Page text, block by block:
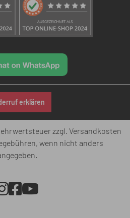
erklären
zzgl. Versandkosten
wenn nicht anders